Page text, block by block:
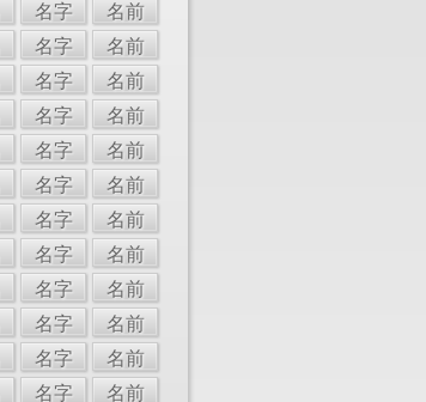
名字 名前
名字 名前
名字 名前
名字 名前
名字 名前
名字 名前
名字 名前
名字 名前
名字 名前
名字 名前
名字 名前
名字 名前